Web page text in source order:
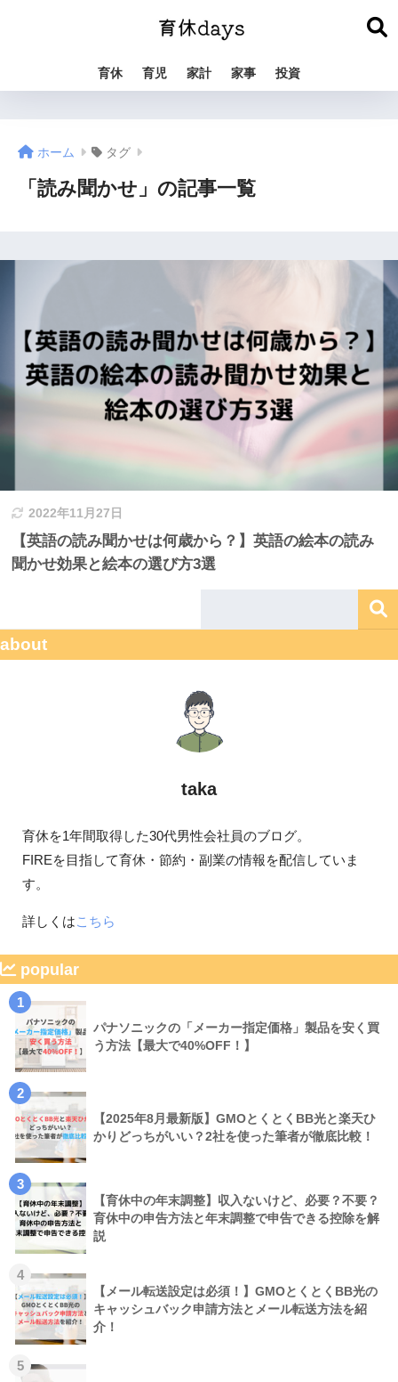
育休 育児 家計 家事 投資
ホーム タグ
「読み聞かせ」の記事一覧
2022年11月27日
【英語の読み聞かせは何歳から？】英語の絵本の読み
聞かせ効果と絵本の選び方3選
about
taka
育休を1年間取得した30代男性会社員のブログ。
FIREを目指して育休・節約・副業の情報を配信していま
す。
詳しくはこちら
popular
1
パナソニックの「メーカー指定価格」製品を安く買
う方法【最大で40%OFF！】
2
【2025年8月最新版】GMOとくとくBB光と楽天ひ
かりどっちがいい？2社を使った筆者が徹底比較！
3
【育休中の年末調整】収入ないけど、必要？不要？
育休中の申告方法と年末調整で申告できる控除を解
説
4
【メール転送設定は必須！】GMOとくとくBB光の
キャッシュバック申請方法とメール転送方法を紹
介！
5